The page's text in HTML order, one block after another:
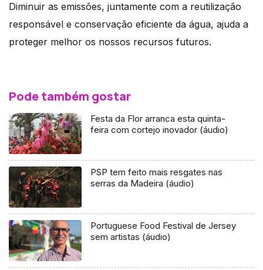
Diminuir as emissões, juntamente com a reutilização
responsável e conservação eficiente da água, ajuda a
proteger melhor os nossos recursos futuros.
Pode também gostar
Festa da Flor arranca esta quinta-
feira com cortejo inovador (áudio)
PSP tem feito mais resgates nas
serras da Madeira (áudio)
Portuguese Food Festival de Jersey
sem artistas (áudio)